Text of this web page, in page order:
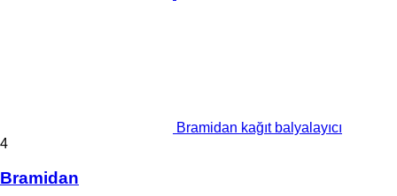
Bramidan kağıt balyalayıcı
4
Bramidan